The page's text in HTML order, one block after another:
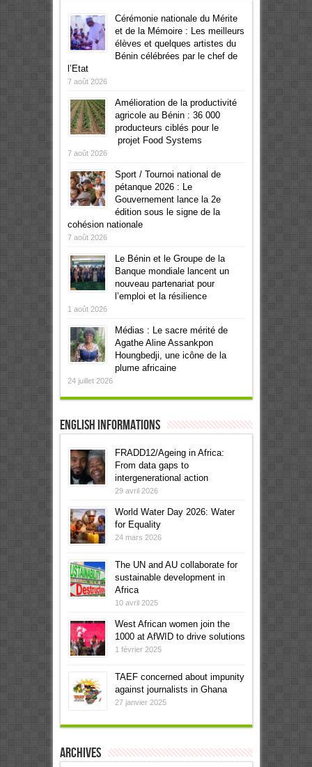
Cérémonie nationale du Mérite
et de la Mémoire : Les meilleurs
élèves et quelques artistes du
Bénin célébrées par le chef de
l’Etat
7 août 2026
Amélioration de la productivité
agricole au Bénin : 36 000
producteurs ciblés pour le
projet Food Systems
7 août 2026
Sport / Tournoi national de
pétanque 2026 : Le
Gouvernement lance la 2e
édition sous le signe de la
cohésion nationale
7 août 2026
Le Bénin et le Groupe de la
Banque mondiale lancent un
nouveau partenariat pour
l’emploi et la résilience
1 août 2026
Médias : Le sacre mérité de
Agathe Aline Assankpon
Houngbedji, une icône de la
plume africaine
24 juillet 2026
English informations
FRADD12/Ageing in Africa:
From data gaps to
intergenerational action
29 avril 2026
World Water Day 2026: Water
for Equality
24 mars 2026
The UN and AU collaborate for
sustainable development in
Africa
10 avril 2025
West African women join the
1000 at AfWID to drive solutions
1 février 2025
TAEF concerned about impunity
against journalists in Ghana
27 janvier 2025
Archives